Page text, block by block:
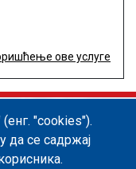
ове услуге
Политика квалитета
"cookies").
да се садржај